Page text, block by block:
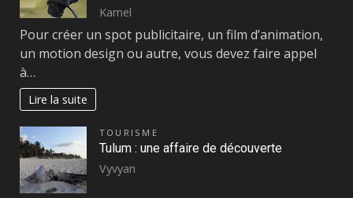
Kamel
Pour créer un spot publicitaire, un film d’animation,
un motion design ou autre, vous devez faire appel
à…
Lire la suite
TOURISME
Tulum : une affaire de découverte
Vyvyan